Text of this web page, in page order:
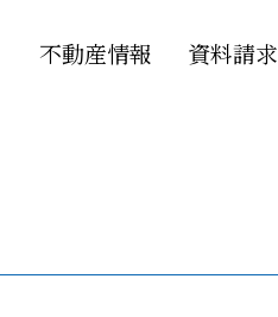
不動産情報 資料請求